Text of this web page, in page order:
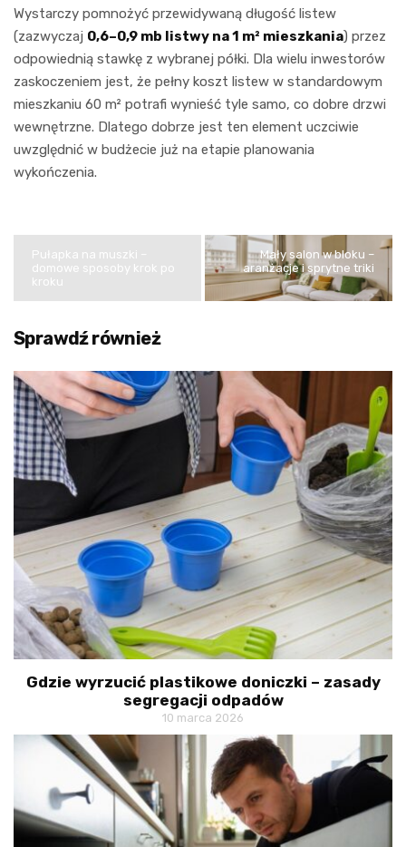
Wystarczy pomnożyć przewidywaną długość listew
(zazwyczaj 0,6–0,9 mb listwy na 1 m² mieszkania) przez
odpowiednią stawkę z wybranej półki. Dla wielu inwestorów
zaskoczeniem jest, że pełny koszt listew w standardowym
mieszkaniu 60 m² potrafi wynieść tyle samo, co dobre drzwi
wewnętrzne. Dlatego dobrze jest ten element uczciwie
uwzględnić w budżecie już na etapie planowania
wykończenia.
Pułapka na muszki –
domowe sposoby krok po
kroku
Mały salon w bloku –
aranżacje i sprytne triki
Sprawdź również
Gdzie wyrzucić plastikowe doniczki – zasady
segregacji odpadów
10 marca 2026